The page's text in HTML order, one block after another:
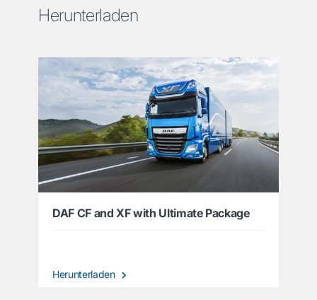
Herunterladen
DAF CF and XF with Ultimate Package
Herunterladen